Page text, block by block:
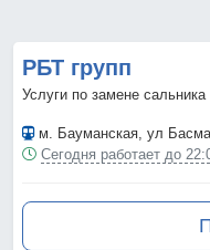
РБТ групп
Услуги по замене
м. Бауманская, ул
Сегодня работает до